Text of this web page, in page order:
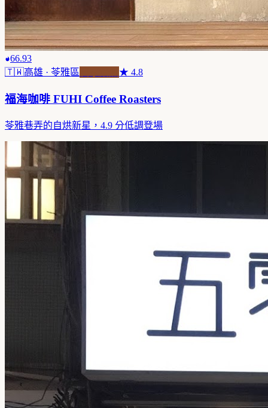
66.93
🇹🇼高雄 · 苓雅區 ★ 4.8
福海咖啡 FUHI Coffee Roasters
苓雅巷弄的自烘新星，4.9 分低調登場